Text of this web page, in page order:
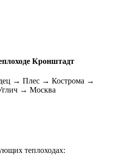
Кронштадт
→ Плес → Кострома →
→ Москва
теплоходах: